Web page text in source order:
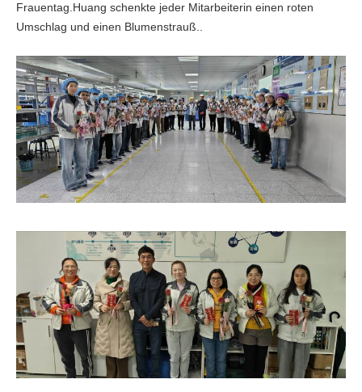
Frauentag.Huang schenkte jeder Mitarbeiterin einen roten
Umschlag und einen Blumenstrauß..